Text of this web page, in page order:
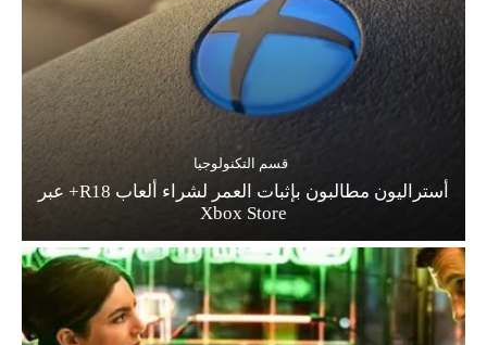
قسم التكنولوجيا
أستراليون مطالبون بإثبات العمر لشراء ألعاب R18+ عبر
Xbox Store